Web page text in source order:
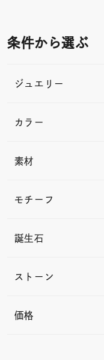
条件から選ぶ
ジュエリー
カラー
素材
モチーフ
誕生石
ストーン
価格